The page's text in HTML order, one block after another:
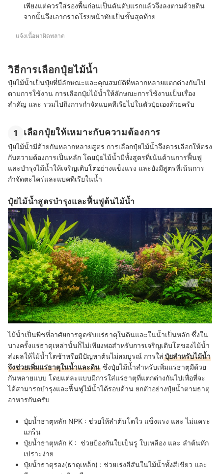
เพียงแต่ควรใส่รองพื้นก่อนเป็นดันดับแรกแล้วจึงลงตามด้วยดิน
จากนั้นจึงเอากรวดโรยหน้าทับเป็นขั้นสุดท้าย
แจ้งเนื้อหาผิดพลาด
วิธีการเลือกปุ๋ยไม้น้ำ
ปุ๋ยไม้น้ำเป็นปุ๋ยที่มีลักษณะและคุณสมบัติที่หลากหลายแตกต่างกันไป
ตามการใช้งาน การเลือกปุ๋ยไม้น้ำให้ลักษณะการใช้งานเป็นเรื่อง
สำคัญ และ รวมไปถึงการกำจัดแบคทีเรียไปในตัวปุ๋ยเองด้วยครับ
1 เลือกปุ๋ยให้เหมาะกับความต้องการ
ปุ๋ยไม้น้ำมีด้วยกันหลากหลายสูตร การเลือกปุ๋ยไม้น้ำจึงควรเลือกให้ตรง
กับความต้องการเป็นหลัก โดยปุ๋ยไม้น้ำมีทั้งสูตรที่เน้นด้านการฟื้นฟู
และบำรุงไม้น้ำให้เจริญเติบโตอย่างแข็งแรง และยังมีสูตรที่เน้นการ
กำจัดตะไคร่และแบคทีเรียในน้ำ
ปุ๋ยไม้น้ำสูตรบำรุงและฟื้นฟูต้นไม้น้ำ
ไม้น้ำเป็นพืชที่อาศัยการดูดซับแร่ธาตุในดินและในน้ำเป็นหลัก ซึ่งใน
บางครั้งแร่ธาตุเหล่านั้นก็ไม่เพียงพอสำหรับการเจริญเติบโตของไม้น้ำ
ส่งผลให้ไม้น้ำโตช้าหรือมีปัญหาต้นไม่สมบูรณ์ การใส่ปุ๋ยสำหรับไม้น้ำ
จึงช่วยเพิ่มแร่ธาตุในน้ำและดิน ซึ่งปุ๋ยไม้น้ำสำหรับเพิ่มแร่ธาตุมีด้วย
กันหลายแบบ โดยแต่ละแบบมีการใส่แร่ธาตุที่แตกต่างกันไปเพื่อที่จะ
ได้สามารถบำรุงและฟื้นฟูไม้น้ำได้รอบด้าน ยกตัวอย่างปุ๋ยน้ำตามธาตุ
อาหารกันครับ
ปุ๋ยน้ำธาตุหลัก NPK : ช่วยให้ลำต้นโตใว แข็งแรง และ ไม่แคระ
แกร็น
ปุ๋ยน้ำธาตุหลัก K : ช่วยป้องกันใบเป็นรู ใบเหลือง และ ลำต้นหัก
เปราะง่าย
ปุ๋ยน้ำธาตุรอง(ธาตุเหล็ก) : ช่วยเร่งสีสันในไม้น้ำทั้งสีเขียว และ